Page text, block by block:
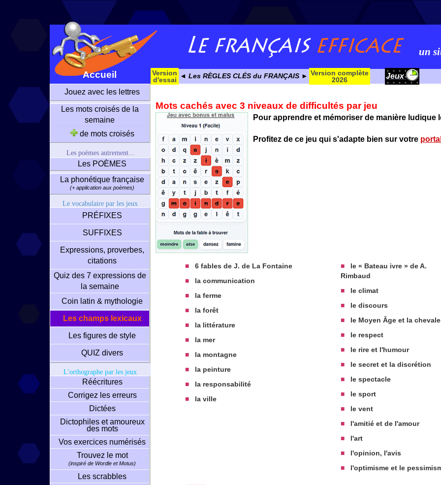
un
Accueil
Version
d'essai
◄ Les RÈGLES CLÉS du FRANÇAIS ► Version complète
2026
Jeux
Jouez avec les lettres
Les mots croisés de la
semaine
de mots croisés
Les poèmes autrement...
Les POÈMES
La phonétique française
(+ application aux poèmes)
Le vocabulaire par les jeux
PRÉFIXES
SUFFIXES
Expressions, proverbes,
citations
Quiz des 7 expressions de
la semaine
Coin latin & mythologie
Les champs lexicaux
Les figures de style
QUIZ divers
L'orthographe par les jeux
Réécritures
Corrigez les erreurs
Dictées
Dictophiles et amoureux
des mots
Vos exercices numérisés
Trouvez le mot
(inspiré de Wordle et Motus)
Les scrabbles
Mots cachés avec 3 niveaux de difficultés par jeu
Pour apprendre et mémoriser de manière
Profitez de ce jeu qui s'adapte bien sur votre
■
6 fables de J. de La Fontaine
■
la communication
■
la ferme
■
la forêt
■
la littérature
■
la mer
■
la montagne
■
la peinture
■
la responsabilité
■
la ville
■
le « Bateau ivre » de A.
Rimbaud
■
le climat
■
le discours
■
le Moyen Âge et la
■
le respect
■
le rire et l'humour
■
le secret et la discrétion
■
le spectacle
■
le sport
■
le vent
■
l'amitié et de l'amour
■
l'art
■
l'opinion, l'avis
■
l'optimisme et le